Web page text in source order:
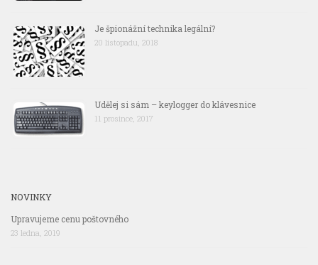
Je špionážní technika legální?
20 listopadu, 2018
Udělej si sám – keylogger do klávesnice
11 prosince, 2017
NOVINKY
Upravujeme cenu poštovného
23 ledna, 2019